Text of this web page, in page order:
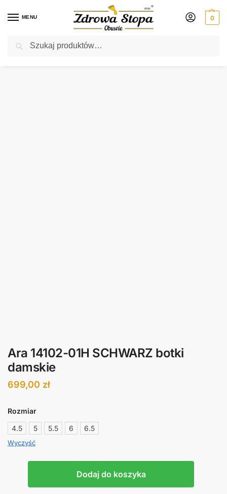
MENU 0
Rabat ⚡ 5% kod: ZDROWASTOPA (na obuwie poza promocją)
Ara 14102-01H SCHWARZ botki
damskie
699,00 zł
Rozmiar
4.5
5 5.5 6 6.5
Wyczyść
Dodaj do koszyka